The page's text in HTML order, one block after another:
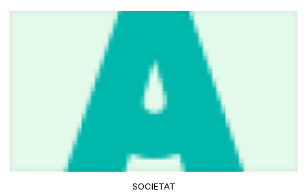
SOCIETAT